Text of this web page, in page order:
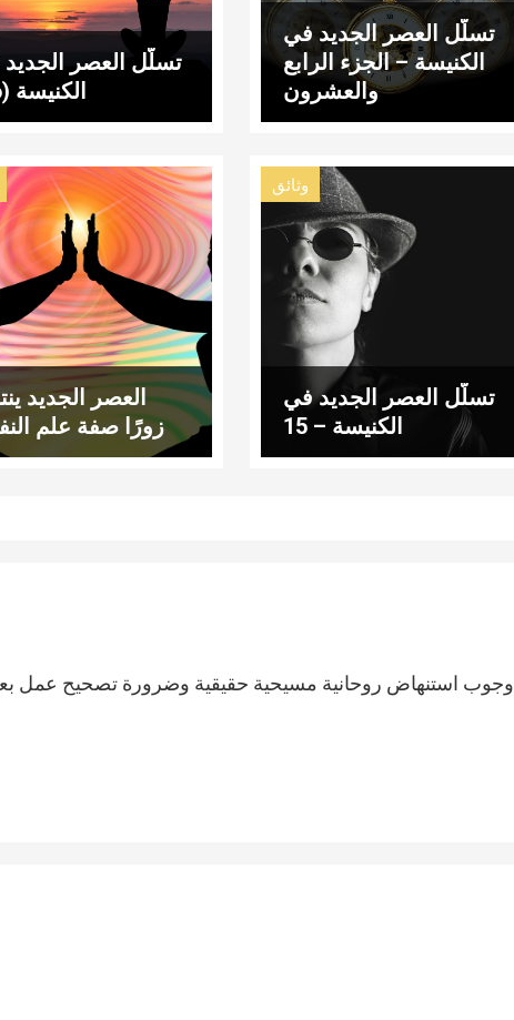
تسلّل العصر
الكنيسة (26)
تسلّل العصر الجديد في
الكنيسة – الجزء الرابع
والعشرون
العصر الجديد
زورًا صفة علم
وثائق
تسلّل العصر الجديد في
الكنيسة – 15
وجوب استنهاض روحانية مسيحية حقيقية وضرورة تصحيح عمل بعض